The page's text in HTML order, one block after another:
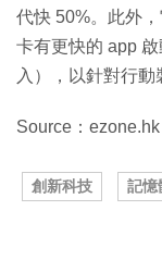
代快 50%。此外
卡有更快的 app
入），以針對行動
Source：ezone.hk
創新科技 記憶